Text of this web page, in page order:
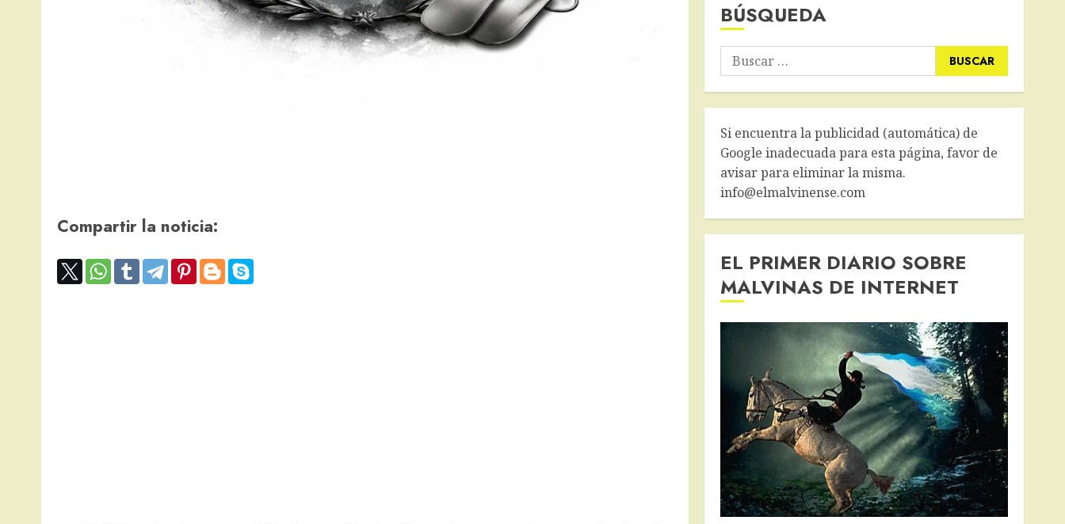
Compartir la noticia:
BÚSQUEDA
Buscar:
Si encuentra la publicidad (automática) de
Google inadecuada para esta página, favor de
avisar para eliminar la misma.
info@elmalvinense.com
EL PRIMER DIARIO SOBRE
MALVINAS DE INTERNET